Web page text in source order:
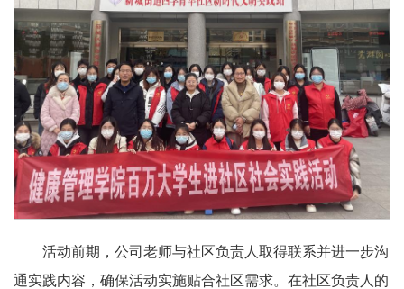
活动前期，公司老师与社区负责人取得联系并进一步沟
通实践内容，确保活动实施贴合社区需求。在社区负责人的